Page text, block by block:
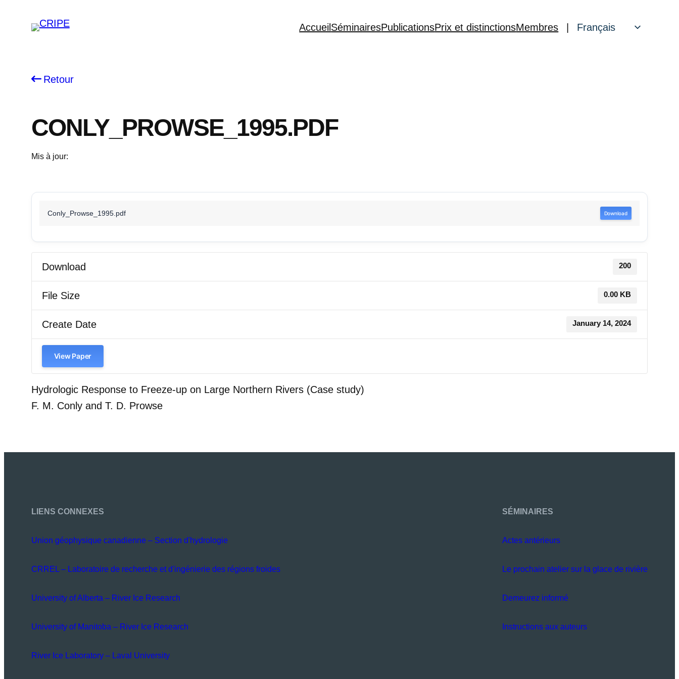
AccueilSéminairesPublicationsPrix et distinctionsMembres |
Français
Retour
CONLY_PROWSE_1995.PDF
Mis à jour:
Conly_Prowse_1995.pdf Download
Download 200
File Size 0.00 KB
Create Date January 14, 2024
View Paper
Hydrologic Response to Freeze-up on Large Northern Rivers (Case study)
F. M. Conly and T. D. Prowse
LIENS CONNEXES
Union géophysique canadienne – Section d'hydrologie
CRREL – Laboratoire de recherche et d'ingénierie des régions froides
University of Alberta – River Ice Research
University of Manitoba – River Ice Research
River Ice Laboratory – Laval University
SÉMINAIRES
Actes antérieurs
Le prochain atelier sur la glace de rivière
Demeurez informé
Instructions aux auteurs